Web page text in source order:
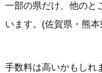
一部の県だけ、他のと
います。(佐賀県・熊
手数料は高いかもしれ